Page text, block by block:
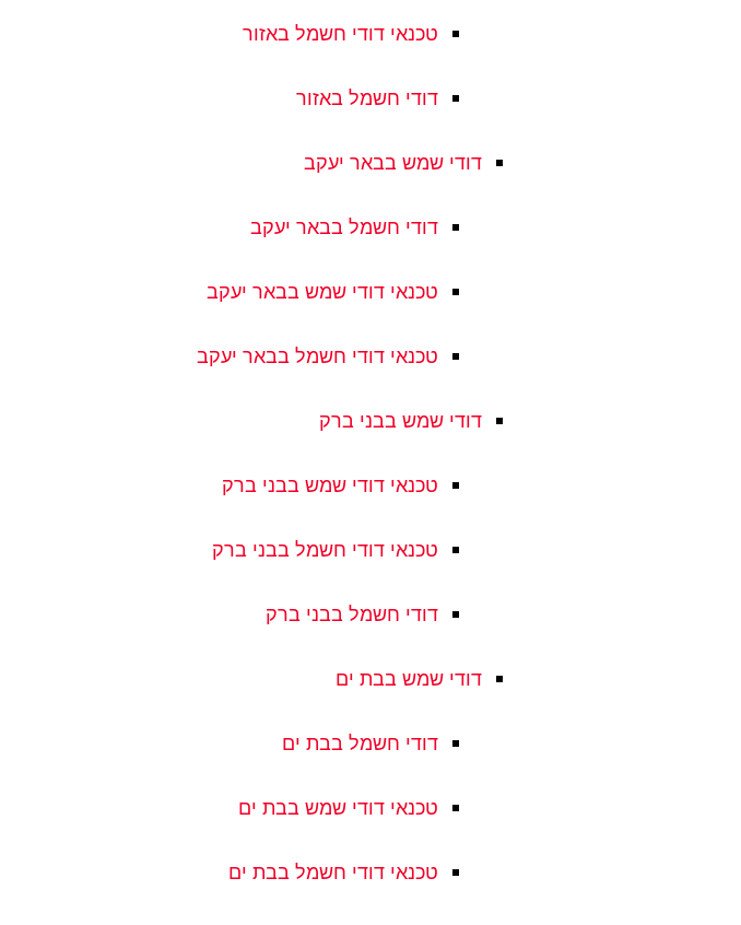
טכנאי דודי חשמל באזור
דודי חשמל באזור
דודי שמש בבאר יעקב
דודי חשמל בבאר יעקב
טכנאי דודי שמש בבאר יעקב
טכנאי דודי חשמל בבאר יעקב
דודי שמש בבני ברק
טכנאי דודי שמש בבני ברק
טכנאי דודי חשמל בבני ברק
דודי חשמל בבני ברק
דודי שמש בבת ים
דודי חשמל בבת ים
טכנאי דודי שמש בבת ים
טכנאי דודי חשמל בבת ים